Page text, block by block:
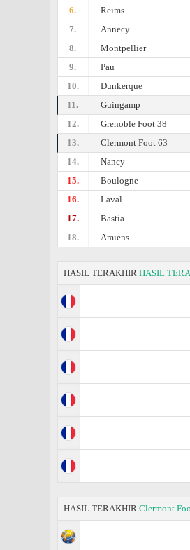
6.
Reims
7.
Annecy
8.
Montpellier
9.
Pau
10.
Dunkerque
11.
Guingamp
12.
Grenoble Foot 38
13.
Clermont Foot 63
14.
Nancy
15.
Boulogne
16.
Laval
17.
Bastia
18.
Amiens
HASIL TERAKHIR HASIL
HASIL TERAKHIR Clermont